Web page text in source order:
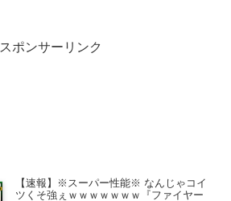
スポンサーリンク
【速報】※スーパー性能※ なんじゃコイ
ツくそ強ぇｗｗｗｗｗｗｗ『ファイヤー